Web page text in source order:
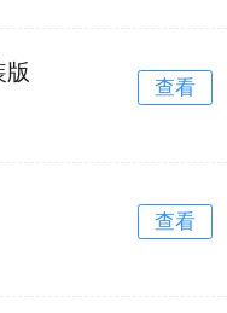
版
查看
查看